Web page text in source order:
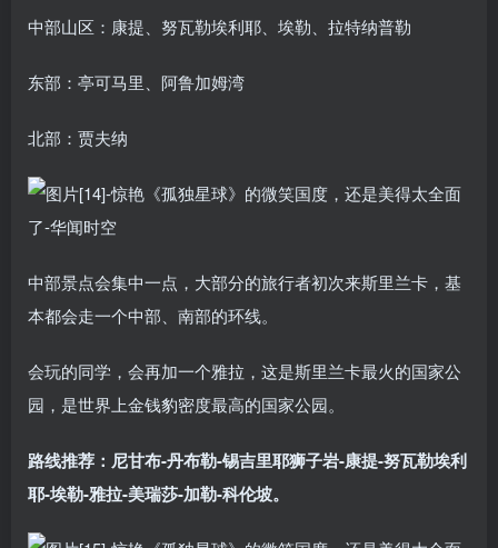
中部山区：康提、努瓦勒埃利耶、埃勒、拉特纳普勒
东部：亭可马里、阿鲁加姆湾
北部：贾夫纳
中部景点会集中一点，大部分的旅行者初次来斯里兰卡，基
本都会走一个中部、南部的环线。
会玩的同学，会再加一个雅拉，这是斯里兰卡最火的国家公
园，是世界上金钱豹密度最高的国家公园。
‍路线推荐：尼甘布-丹布勒-锡吉里耶狮子岩-康提-努瓦勒埃利
耶-埃勒-雅拉-美瑞莎-加勒-科伦坡。